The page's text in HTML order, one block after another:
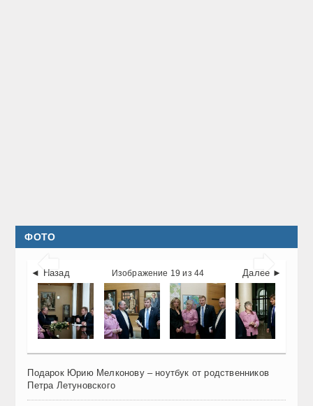
ФОТО
 
◄ Назад Далее ►
Изображение 19 из 44
Подарок Юрию Мелконову – ноутбук от родственников
Петра Летуновского